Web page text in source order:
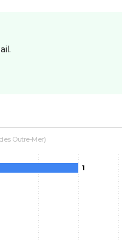
Outre-Mer)
1